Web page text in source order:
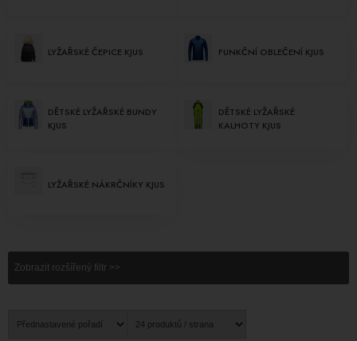
ochranu pro děti při jejich lyžařských dobrodružstvích.
teplo a pohodlí na hlavě i v nejnáročnějších podmínkách. Lyžařské
šály KJUS jsou vynikajícím doplňkem pro ochranu krku před
termoaktivní vrstvy až po střední vrstvu. Tato oblečení jsou navržena
Značka KJUS je synonymem pro nejvyšší kvalitu, výjimečnou
funkčnost a nádherný design. Je to volba pro ty, kteří hledají oblečení,
outdoorových aktivitách.
LYŽAŘSKÉ ČEPICE KJUS FUNKČNÍ OBLEČENÍ KJUS
DĚTSKÉ LYŽAŘSKÉ BUNDY
KJUS
DĚTSKÉ LYŽAŘSKÉ
KALHOTY KJUS
LYŽAŘSKÉ NÁKRČNÍKY KJUS
Zobrazit rozšířený filtr >>